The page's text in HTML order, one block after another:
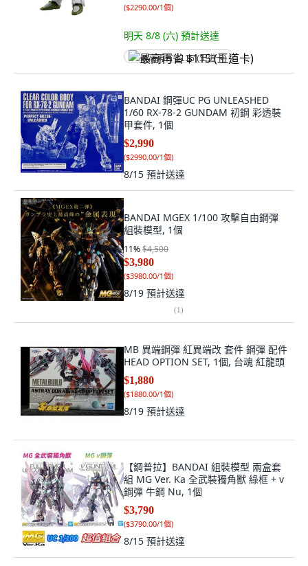
($2290.00/1個)
明天 8/8 (六) 預計送達
最高再省 $115 (王道卡)
BANDAI 鋼彈UC PG UNLEASHED
1/60 RX-78-2 GUNDAM 初鋼 彩透裝
甲套件, 1個
$2,990
($2990.00/1個)
8/15 預計送達
BANDAI MGEX 1/100 攻擊自由鋼彈
組裝模型, 1個
11%$4,500
$3,980
($3980.00/1個)
8/19 預計送達
(1)
MB 異端鋼彈 紅異端改 套件 鋼彈 配件
HEAD OPTION SET, 1個, 台魂 紅龍頭
$1,880
($1880.00/1個)
8/19 預計送達
【鋼普拉】BANDAI 組裝模型 兩盒套
組 MG Ver. Ka 全武裝獨角獸 綠框 + v
鋼彈 牛鋼 Nu, 1個
$3,790
($3790.00/1個)
8/15 預計送達